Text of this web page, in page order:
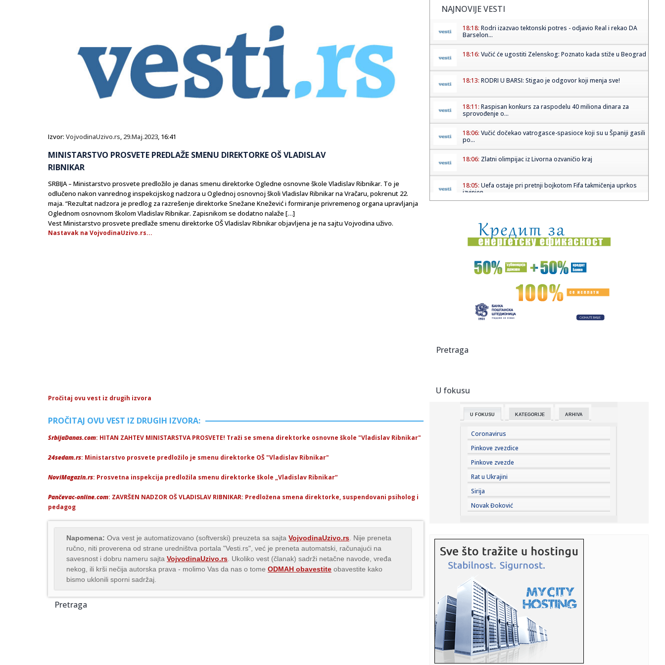
Izvor: VojvodinaUzivo.rs, 29.Maj.2023, 16:41
MINISTARSTVO PROSVETE PREDLAŽE SMENU DIREKTORKE OŠ VLADISLAV
RIBNIKAR
SRBIJA – Ministarstvo prosvete predložilo je danas smenu direktorke Ogledne osnovne škole Vladislav Ribnikar. To je
odlučeno nakon vanrednog inspekcijskog nadzora u Oglednoj osnovnoj školi Vladislav Ribnikar na Vračaru, pokrenut 22.
maja. “Rezultat nadzora je predlog za razrešenje direktorke Snežane Knežević i formiranje privremenog organa upravljanja
Oglednom osnovnom školom Vladislav Ribnikar. Zapisnikom se dodatno nalaže […]
Vest Ministarstvo prosvete predlaže smenu direktorke OŠ Vladislav Ribnikar objavljena je na sajtu Vojvodina uživo.
Nastavak na VojvodinaUzivo.rs...
Pročitaj ovu vest iz drugih izvora
PROČITAJ OVU VEST IZ DRUGIH IZVORA:
SrbijaDanas.com: HITAN ZAHTEV MINISTARSTVA PROSVETE! Traži se smena direktorke osnovne škole "Vladislav Ribnikar"
24sedam.rs: Ministarstvo prosvete predložilo je smenu direktorke OŠ "Vladislav Ribnikar"
NoviMagazin.rs: Prosvetna inspekcija predložila smenu direktorke škole „Vladislav Ribnikar“
Pančevac-online.com: ZAVRŠEN NADZOR OŠ VLADISLAV RIBNIKAR: Predložena smena direktorke, suspendovani psiholog i
pedagog
Napomena: Ova vest je automatizovano (softverski) preuzeta sa sajta VojvodinaUzivo.rs . Nije preneta
ručno, niti proverena od strane uredništva portala "Vesti.rs", već je preneta automatski, računajući na
savesnost i dobru nameru sajta VojvodinaUzivo.rs . Ukoliko vest (članak) sadrži netačne navode, vređa
nekog, ili krši nečija autorska prava - molimo Vas da nas o tome ODMAH obavestite obavestite kako
bismo uklonili sporni sadržaj.
Pretraga
NAJNOVIJE VESTI
18:18: Rodri izazvao tektonski potres - odjavio Real i rekao DA
Barselon...
18:16: Vučić će ugostiti Zelenskog: Poznato kada stiže u Beograd
18:13: RODRI U BARSI: Stigao je odgovor koji menja sve!
18:11: Raspisan konkurs za raspodelu 40 miliona dinara za
sprovođenje o...
18:06: Vučić dočekao vatrogasce-spasioce koji su u Španiji gasili
po...
18:06: Zlatni olimpijac iz Livorna ozvaničio kraj
18:05: Uefa ostaje pri pretnji bojkotom Fifa takmičenja uprkos
izvinjen...
18:00:Nakon što pogledate trailer, nećete moći da dočekate
premijer...
18:00:Zbog čega je Salah izabrao turski Trabzon
Ministarka: Brza pruga između Beograda i Budimpešte
18:00:Beat (Belew, Levin, Vai, Bozzio) najavili turneju u jesen
čovek se ...
17:47:
17:45:
Stranka Istina predlaže pravo na bolovanje radi nege
17:45:More kod Italije toplije nego ikad: Ligursko more prešlo 30
step...
17:44:Vučić: Izbori mogu biti raspisani u narednim danima ili
nedelja...
17:43:Ratovi, nafta i El Ninjo stvaraju "savršenu oluju" za cijene
hra...
17:42: Sombor: Sombor prvi dostigao 40 stepeni
17:40:
potpisao za...
17:40:Forlan postao selektor dvostrukog šampiona sveta
17:38:Zvezdin bratski klub doveo Albanca! Navijači spremaju
pakao upra...
17:35:Vozili pijani po Novom Sadu: Policija zadržala dvojicu
Pretraga
U fokusu
U FOKUSU KATEGORIJE ARHIVA
Coronavirus
Pinkove zvezdice
Pinkove zvezde
Rat u Ukrajini
Sirija
Novak Đoković